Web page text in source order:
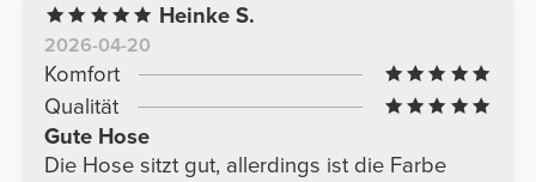
Heinke S.
2026-04-20
Komfort
Qualität
Gute Hose
Die Hose sitzt gut, allerdings ist die Farbe